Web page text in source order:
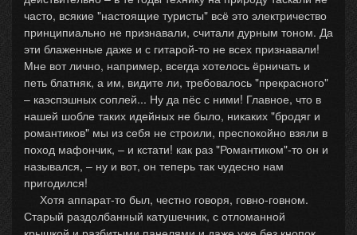
часто, всякие "настоящие туристы" всё это электричество
принципиально не признавали, считали дурным тоном. Да
эти блаженные даже и с гитарой-то не всех признавали!
Мне вот лично, например, всегда хотелось ёрничать и
петь блатняк, а им, видите ли, требовалось "прекрасного"
– каэспэшных соплей... Ну да пёс с ними! Главное, что в
нашей шобле таких идейных не было, никаких "бродяг и
романтиков" мы из себя не строили, преспокойно взяли в
поход мафончик, – и кстати! как раз "Романтиком"-то он и
назывался, – ну и вот, он теперь так чудесно нам
пригодился!
Хотя аппарат-то был, честно говоря, говно-говном.
Старый раздолбанный катушечник, с отломанной